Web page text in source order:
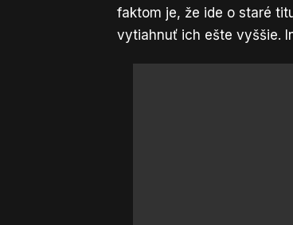
faktom je, že ide o staré
vytiahnuť ich ešte vyššie.